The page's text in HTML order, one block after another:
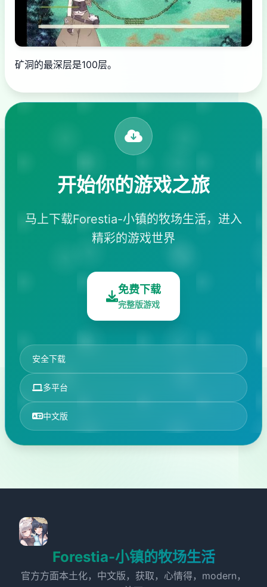
矿洞的最深层是100层。
开始你的游戏之旅
马上下载Forestia-小镇的牧场生活，进入
精彩的游戏世界
免费下载
完整版游戏
安全下载
多平台
中文版
Forestia-小镇的牧场生活
官方方面本土化，中文版，获取，心情得，modern，